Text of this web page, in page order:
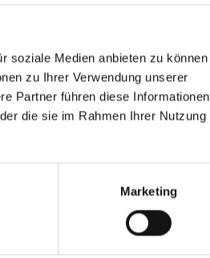
soziale Medien anbieten zu können
zu Ihrer Verwendung unserer
Partner führen diese Informationen
die sie im Rahmen Ihrer Nutzung
Marketing